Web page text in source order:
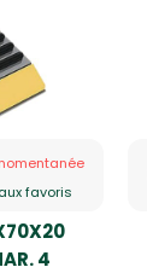
favoris
4